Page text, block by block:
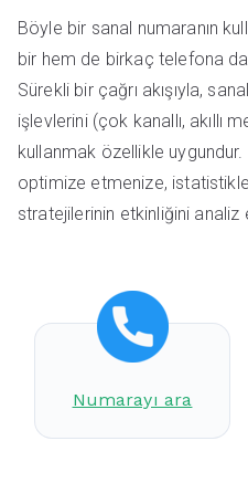
Böyle bir sanal numaranın
bir hem de birkaç telefona
Sürekli bir çağrı akışıyla,
işlevlerini (çok kanallı, akıllı
kullanmak özellikle uygundur.
optimize etmenize,
stratejilerinin etkinliğini analiz
Numarayı ara